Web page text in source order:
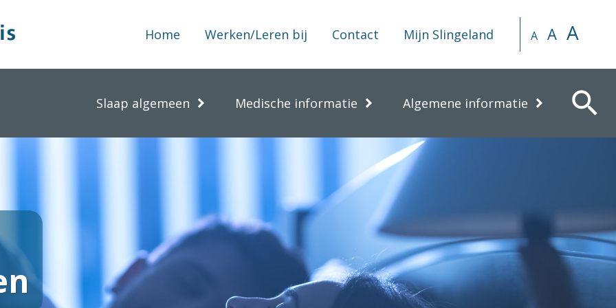
Home Werken/Leren bij Contact Mijn Slingeland A A A
Slaap algemeen Medische informatie Algemene informatie search